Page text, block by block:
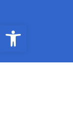
Abrir barra de